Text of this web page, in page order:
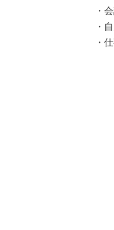
・
・
・